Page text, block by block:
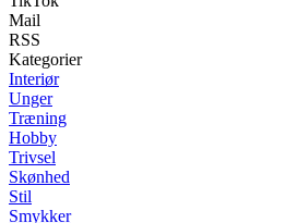
Mail
RSS
Kategorier
Interiør
Unger
Træning
Hobby
Trivsel
Skønhed
Stil
Smykker